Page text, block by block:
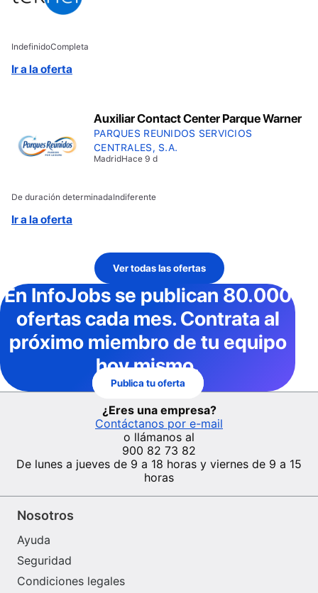
IndefinidoCompleta
Ir a la oferta
Auxiliar Contact Center Parque Warner
PARQUES REUNIDOS SERVICIOS
CENTRALES, S.A.
MadridHace 9 d
De duración determinadaIndiferente
Ir a la oferta
Ver todas las ofertas
En InfoJobsse publican 80.000
ofertas cada mes. Contrata al
próximo miembro de tu equipo
hoy mismo.
Publica tu oferta
¿Eres una empresa?
Contáctanos por e-mail
o llámanos al
900 82 73 82
De lunes a jueves de 9 a 18 horas y viernes de 9 a 15
horas
Nosotros
Ayuda
Seguridad
Condiciones legales